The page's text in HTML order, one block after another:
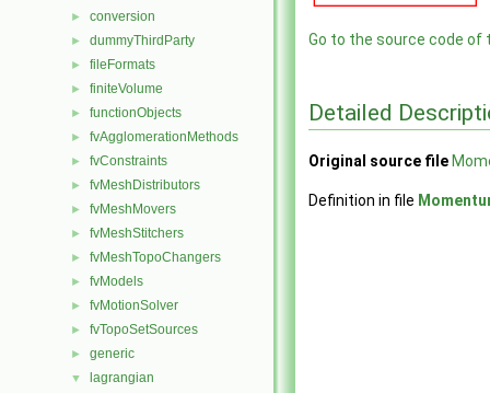
► conversion
► dummyThirdParty
► fileFormats
► finiteVolume
► functionObjects
► fvAgglomerationMethods
► fvConstraints
► fvMeshDistributors
► fvMeshMovers
► fvMeshStitchers
► fvMeshTopoChangers
► fvModels
► fvMotionSolver
► fvTopoSetSources
► generic
▼ lagrangian
Go to the source code of
Detailed
Original source file
Definition in file